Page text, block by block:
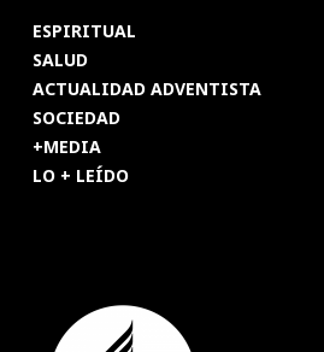
ESPIRITUAL
SALUD
ACTUALIDAD ADVENTISTA
SOCIEDAD
+MEDIA
LO + LEÍDO